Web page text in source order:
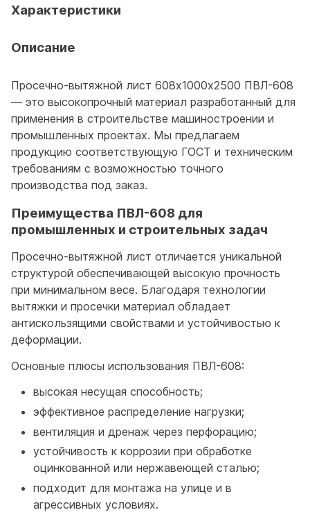
Характеристики
Описание
Просечно-вытяжной лист 608х1000х2500 ПВЛ-608
— это высокопрочный материал разработанный для
применения в строительстве машиностроении и
промышленных проектах. Мы предлагаем
продукцию соответствующую ГОСТ и техническим
требованиям с возможностью точного
производства под заказ.
Преимущества ПВЛ-608 для
промышленных и строительных задач
Просечно-вытяжной лист отличается уникальной
структурой обеспечивающей высокую прочность
при минимальном весе. Благодаря технологии
вытяжки и просечки материал обладает
антискользящими свойствами и устойчивостью к
деформации.
Основные плюсы использования ПВЛ-608:
высокая несущая способность;
эффективное распределение нагрузки;
вентиляция и дренаж через перфорацию;
устойчивость к коррозии при обработке
оцинкованной или нержавеющей сталью;
подходит для монтажа на улице и в
агрессивных условиях.